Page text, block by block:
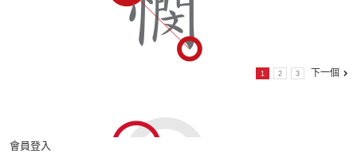
1 2 3 下一個
會員登入